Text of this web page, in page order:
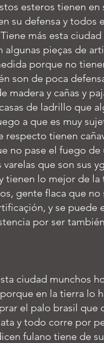
esteros tienen en
su defensa y todos
más esta
pieças de
porque no
son de poca
madera y cañas y
de ladrillo que
a que es muy
respecto tienen
no pase el fuego de
que son sus
tienen lo mejor de la
gente flaca que
y se puede
por ser
ciudad munchos
en la tierra lo
el palo brasil que
y todo corre por
fulano tiene de